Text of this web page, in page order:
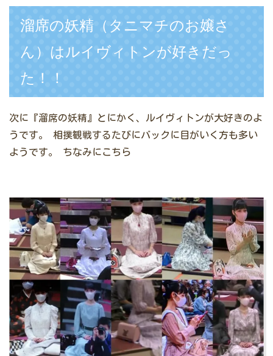
溜席の妖精（タニマチのお嬢さ
ん）はルイヴィトンが好きだっ
た！！
次に『溜席の妖精』とにかく、ルイヴィトンが大好きのよ
うです。
相撲観戦するたびにバックに目がいく方も多い
ようです。
ちなみにこちら